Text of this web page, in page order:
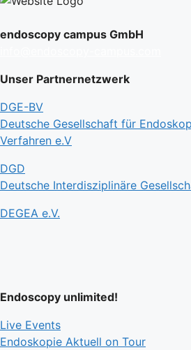
endoscopy campus GmbH
Unser Partnernetzwerk
DGE-BV
Deutsche Gesellschaft für
Verfahren e.V
DGD
Deutsche Interdisziplinäre
DEGEA e.V.
Endoscopy unlimited!
Live Events
Endoskopie Aktuell on Tour